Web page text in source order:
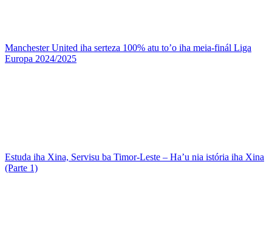
Manchester United iha serteza 100% atu to’o iha meia-finál Liga
Europa 2024/2025
Estuda iha Xina, Servisu ba Timor-Leste – Ha’u nia istória iha Xina
(Parte 1)